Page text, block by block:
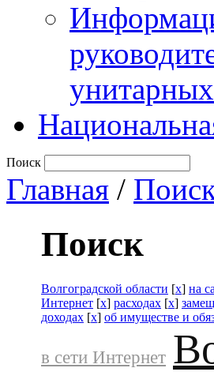
Поиск
Главная /
Поиск
Волгоградской области [x] на
Интернет [x] расходах [x]
доходах [x] об имуществе и
в сети Интернет